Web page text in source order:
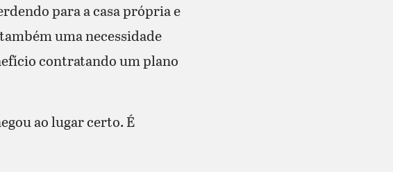
para a casa própria e
uma necessidade
contratando um plano
ao lugar certo. É